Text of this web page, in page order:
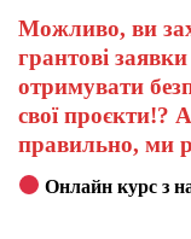
Можливо, ви
грантові
отримувати
свої проєкти!?
правильно, ми
Онлайн курс з